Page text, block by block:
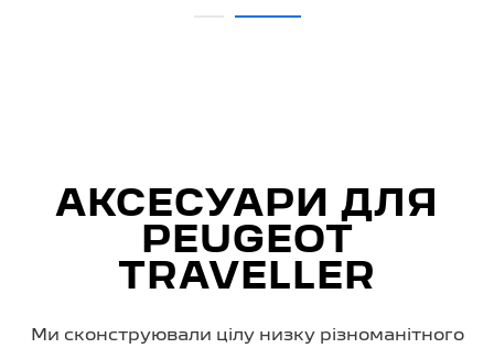
АКСЕСУАРИ ДЛЯ
PEUGEOT
TRAVELLER
Ми сконструювали цілу низку різноманітного